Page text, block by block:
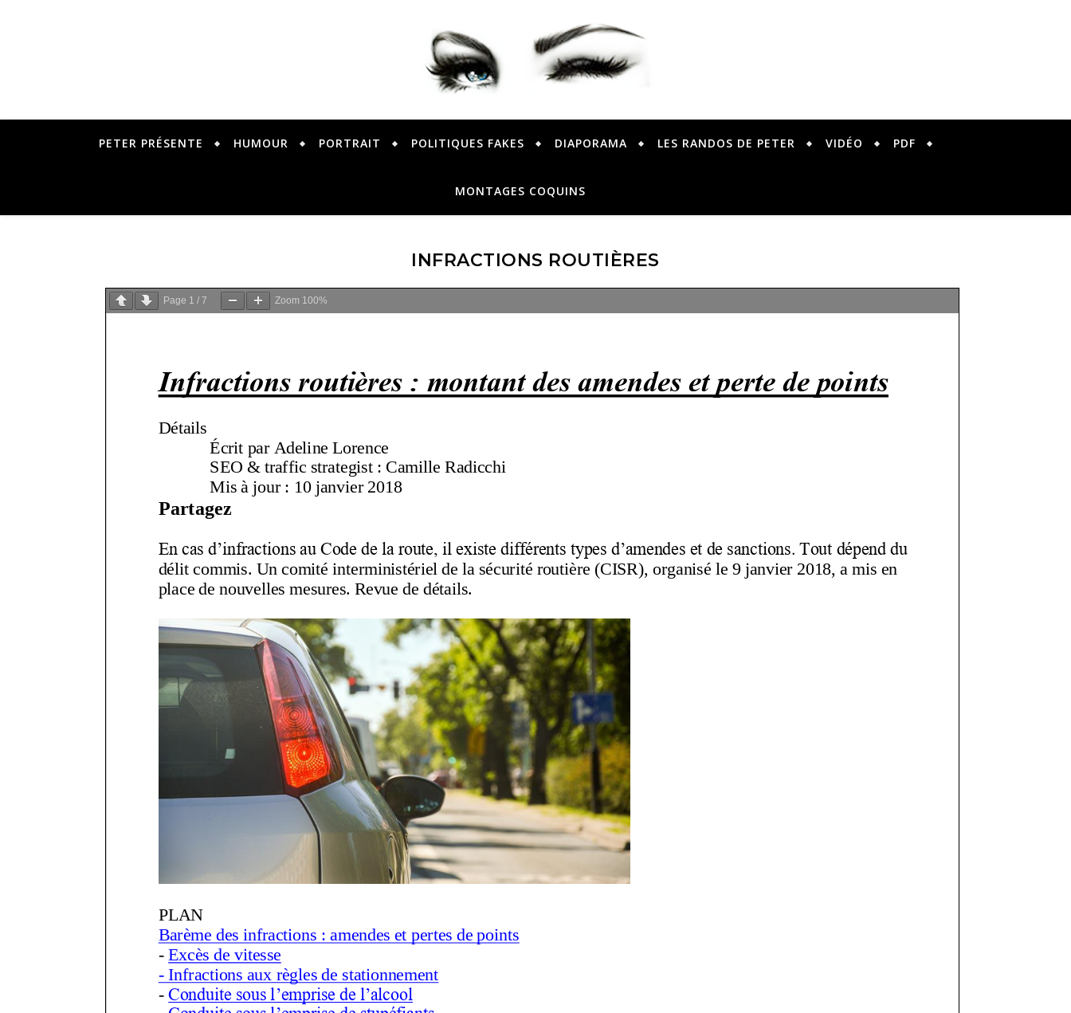
PETER PRESENTE
PETER PRÉSENTE HUMOUR PORTRAIT POLITIQUES FAKES DIAPORAMA LES RANDOS DE PETER VIDÉO PDF
MONTAGES COQUINS
INFRACTIONS ROUTIÈRES
Page 1 / 7 Zoom 100%